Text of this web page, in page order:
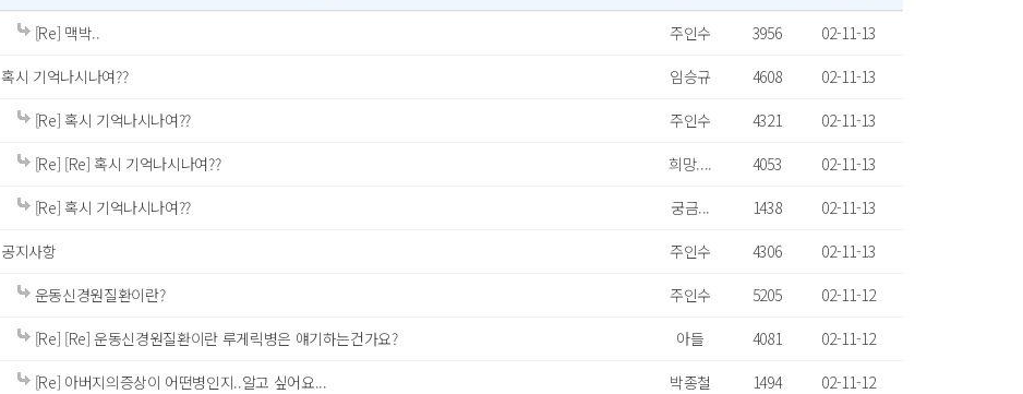
[Re] 맥박.. 주인수 3956
02-11-13
혹시 기억나시나여?? 임승규 4608
02-11-13
[Re] 혹시 기억나시나여?? 주인수 4321
02-11-13
[Re] [Re] 혹시 기억나시나여?? 희망.... 4053
02-11-13
[Re] 혹시 기억나시나여?? 궁금... 1438
02-11-13
공지사항 주인수 4306
02-11-13
운동신경원질환이란? 주인수 5205
02-11-12
[Re] [Re] 운동신경원질환이란 루게릭병은 얘기하는건가요? 아들 4081
02-11-12
[Re] 아버지의증상이 어떤병인지..알고 싶어요... 박종철 1494
02-11-12